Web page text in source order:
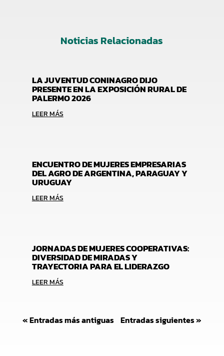
Noticias Relacionadas
LA JUVENTUD CONINAGRO DIJO
PRESENTE EN LA EXPOSICIÓN RURAL DE
PALERMO 2026
LEER MÁS
ENCUENTRO DE MUJERES EMPRESARIAS
DEL AGRO DE ARGENTINA, PARAGUAY Y
URUGUAY
LEER MÁS
JORNADAS DE MUJERES COOPERATIVAS:
DIVERSIDAD DE MIRADAS Y
TRAYECTORIA PARA EL LIDERAZGO
LEER MÁS
« Entradas más antiguas Entradas siguientes »